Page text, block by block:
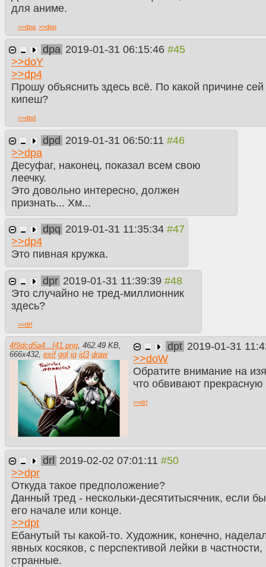
для аниме.
>>dpa >>dpq
dpa 2019-01-31 06:15:46
>>doY
>>dp4
Прошу объяснить здесь всё. По какой причине сей
кипеш?
>>dpd
dpd 2019-01-31 06:50:11
>>dpa
Десуфаг, наконец, показал всем свою
леечку.
Это довольно интересно, должен
признать... Хм...
dpq 2019-01-31 11:35:34
>>dp4
Это пивная кружка.
dpr 2019-01-31 11:39:39
Это случайно не тред-миллионник
здесь?
>>drl
4f9dcd5a4...f41.png 462.49 KB
666x432 exif ggl iq id3 draw
dpt 2019-01-31
>>doW
Обратите внимание на
что обвивают
>>drl
drl 2019-02-02 07:01:11
>>dpr
Откуда такое предположение?
Данный тред - нескольки-десятитысячник, если
его начале или конце.
>>dpt
Ебанутый ты какой-то. Художник, конечно,
явных косяков, с перспективой лейки в
странные.